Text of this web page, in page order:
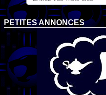
PETITES ANNONCES